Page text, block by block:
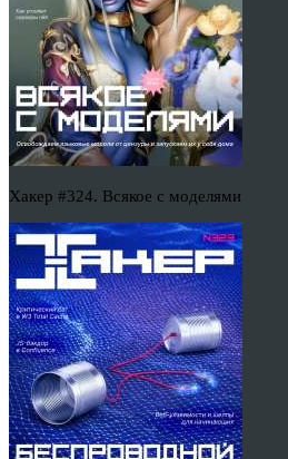
Хакер #324. Всякое с моделями